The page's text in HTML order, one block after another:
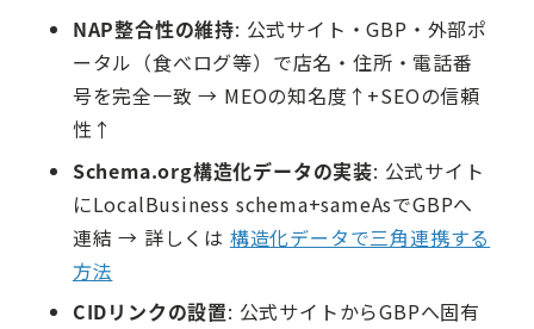
NAP整合性の維持: 公式サイト・GBP・外部ポ
ータル（食べログ等）で店名・住所・電話番
号を完全一致 → MEOの知名度↑+SEOの信頼
性↑
Schema.org構造化データの実装: 公式サイト
にLocalBusiness schema+sameAsでGBPへ
連結 → 詳しくは 構造化データで三角連携する
方法
CIDリンクの設置: 公式サイトからGBPへ固有